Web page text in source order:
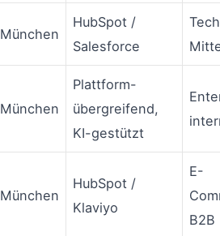
München
HubSpot /
Salesforce
München
Plattform-
übergreifend,
KI-gestützt
München
HubSpot /
Klaviyo
E-
B2B